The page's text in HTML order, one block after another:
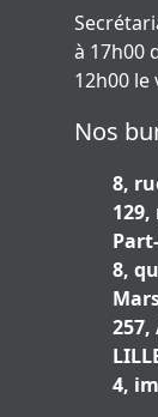
à 17h00
12h00 le
Nos
8,
8,
257,
4,